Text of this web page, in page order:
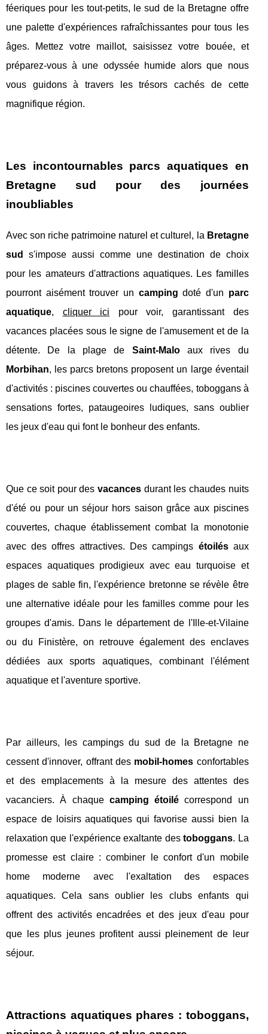
féeriques pour les tout-petits, le sud de la Bretagne offre
une palette d'expériences rafraîchissantes pour tous les
âges. Mettez votre maillot, saisissez votre bouée, et
préparez-vous à une odyssée humide alors que nous
vous guidons à travers les trésors cachés de cette
magnifique région.
Les incontournables parcs aquatiques en
Bretagne sud pour des journées
inoubliables
Avec son riche patrimoine naturel et culturel, la Bretagne
sud
s'impose aussi comme une destination de choix
pour les amateurs d'attractions aquatiques. Les familles
pourront aisément trouver un camping doté d'un parc
aquatique, cliquer ici pour voir, garantissant des
vacances placées sous le signe de l'amusement et de la
détente. De la plage de Saint-Maloaux rives du
Morbihan, les parcs bretons proposent un large éventail
d'activités : piscines couvertes ou chauffées, toboggans à
sensations fortes, pataugeoires ludiques, sans oublier
les jeux d'eau qui font le bonheur des enfants.
Que ce soit pour desvacances durant les chaudes nuits
d'été ou pour un séjour hors saison grâce aux piscines
couvertes, chaque établissement combat la monotonie
avec des offres attractives. Des campings étoilésaux
espaces aquatiques prodigieux avec eau turquoise et
plages de sable fin, l'expérience bretonne se révèle être
une alternative idéale pour les familles comme pour les
groupes d'amis. Dans le département de l'Ille-et-Vilaine
ou du Finistère, on retrouve également des enclaves
dédiées aux sports aquatiques, combinant l'élément
aquatique et l'aventure sportive.
Par ailleurs, les campings du sud de la Bretagne ne
cessent d'innover, offrant des mobil-homes confortables
et des emplacements à la mesure des attentes des
vacanciers. À chaque camping étoilé correspond un
espace de loisirs aquatiques qui favorise aussi bien la
relaxation que l'expérience exaltante destoboggans. La
promesse est claire : combiner le confort d'un mobile
home moderne avec l'exaltation des espaces
aquatiques. Cela sans oublier les clubs enfants qui
offrent des activités encadrées et des jeux d'eau pour
que les plus jeunes profitent aussi pleinement de leur
séjour.
Attractions aquatiques phares : toboggans,